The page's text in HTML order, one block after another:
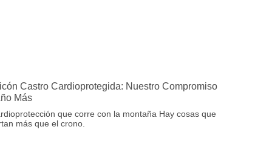
Castro Cardioprotegida: Nuestro Compromiso
Más
que corre con la montaña Hay cosas que
más que el crono.